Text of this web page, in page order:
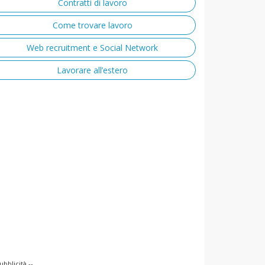
Contratti di lavoro
Come trovare lavoro
Web recruitment e Social Network
Lavorare all’estero